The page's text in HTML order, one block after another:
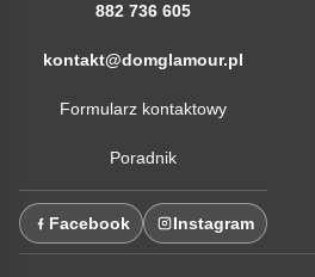
882 736 605
kontakt@domglamour.pl
Formularz kontaktowy
Poradnik
Facebook Instagram